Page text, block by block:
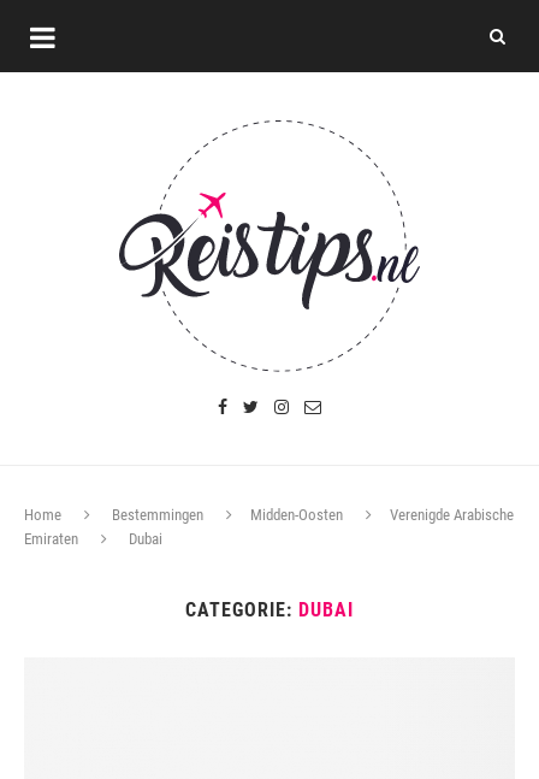
Home Bestemmingen Midden-Oosten
Verenigde Arabische
Emiraten
Dubai
CATEGORIE: DUBAI